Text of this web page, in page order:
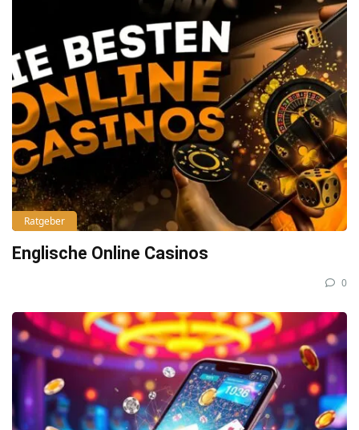
Ratgeber
Englische Online Casinos
0